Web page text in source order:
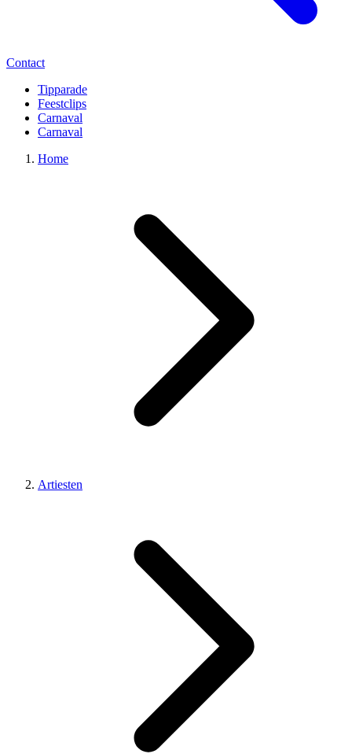
Contact
Tipparade
Feestclips
Carnaval
Carnaval
Home
Artiesten